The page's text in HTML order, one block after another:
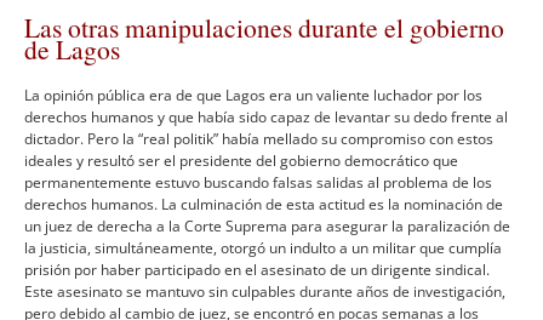
Las otras manipulaciones durante el gobierno
de Lagos
La opinión pública era de que Lagos era un valiente luchador por los
derechos humanos y que habí­a sido capaz de levantar su dedo frente al
dictador. Pero la “real politik” habí­a mellado su compromiso con estos
ideales y resultó ser el presidente del gobierno democrático que
permanentemente estuvo buscando falsas salidas al problema de los
derechos humanos. La culminación de esta actitud es la nominación de
un juez de derecha a la Corte Suprema para asegurar la paralización de
la justicia, simultáneamente, otorgó un indulto a un militar que cumplí­a
prisión por haber participado en el asesinato de un dirigente sindical.
Este asesinato se mantuvo sin culpables durante años de investigación,
pero debido al cambio de juez, se encontró en pocas semanas a los